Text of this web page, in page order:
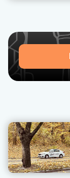
моментов.